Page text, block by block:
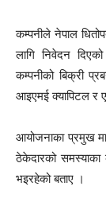
कम्पनीले नेपाल
लागि निवेदन
कम्पनीको बिक्री
आइएमई क्यापिटल र
आयोजनाका प्रमुख
ठेकेदारको समस्याका
भइरहेको बताए ।